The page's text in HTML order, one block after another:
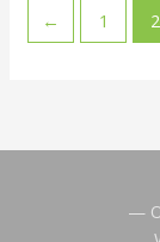
← 1 2
—